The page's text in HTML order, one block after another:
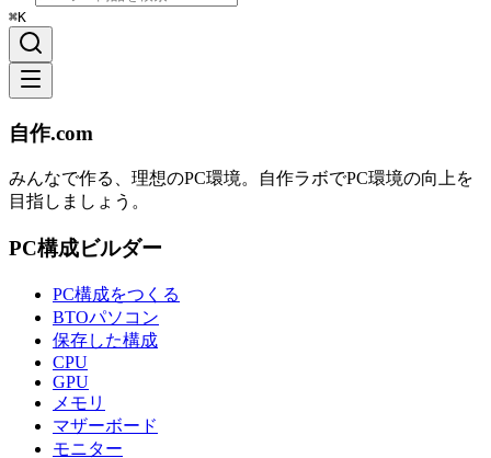
⌘K
自作.com
みんなで作る、理想のPC環境。 自作ラボでPC環境の向上を
目指しましょう。
PC構成ビルダー
PC構成をつくる
BTOパソコン
保存した構成
CPU
GPU
メモリ
マザーボード
モニター